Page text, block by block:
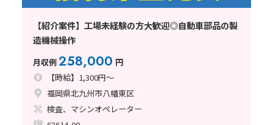
【紹介案件】工場未経験の方大歓迎◎自動車部品の製
造機械操作
月収例258,000 円
【時給】1,300円～
福岡県北九州市八幡東区
検査、マシンオペレーター